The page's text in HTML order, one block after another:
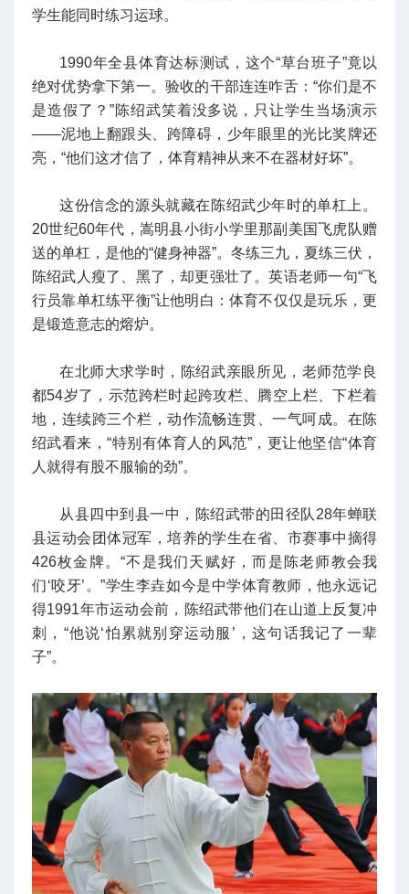
学生能同时练习运球。
1990年全县体育达标测试，这个“草台班子”竟以
绝对优势拿下第一。验收的干部连连咋舌：“你们是不
是造假了？”陈绍武笑着没多说，只让学生当场演示
——泥地上翻跟头、跨障碍，少年眼里的光比奖牌还
亮，“他们这才信了，体育精神从来不在器材好坏”。
这份信念的源头就藏在陈绍武少年时的单杠上。
20世纪60年代，嵩明县小街小学里那副美国飞虎队赠
送的单杠，是他的“健身神器”。冬练三九，夏练三伏，
陈绍武人瘦了、黑了，却更强壮了。英语老师一句“飞
行员靠单杠练平衡”让他明白：体育不仅仅是玩乐，更
是锻造意志的熔炉。
在北师大求学时，陈绍武亲眼所见，老师范学良
都54岁了，示范跨栏时起跨攻栏、腾空上栏、下栏着
地，连续跨三个栏，动作流畅连贯、一气呵成。在陈
绍武看来，“特别有体育人的风范”，更让他坚信“体育
人就得有股不服输的劲”。
从县四中到县一中，陈绍武带的田径队28年蝉联
县运动会团体冠军，培养的学生在省、市赛事中摘得
426枚金牌。“不是我们天赋好，而是陈老师教会我
们‘咬牙’。”学生李垚如今是中学体育教师，他永远记
得1991年市运动会前，陈绍武带他们在山道上反复冲
刺，“他说‘怕累就别穿运动服’，这句话我记了一辈
子”。